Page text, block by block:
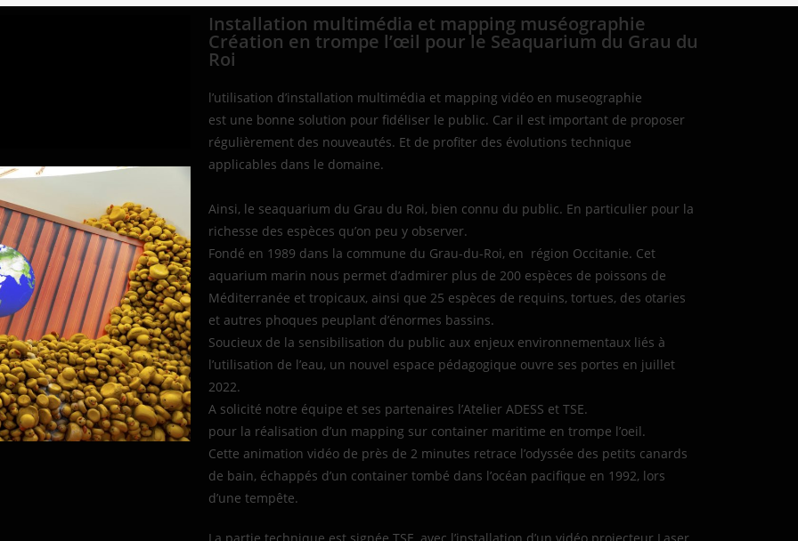
Installation multimédia et mapping muséographie
Création en trompe l’œil pour le Seaquarium du Grau du
Roi
l’utilisation d’installation multimédia et mapping vidéo en museographie
est une bonne solution pour fidéliser le public. Car il est important de proposer
régulièrement des nouveautés. Et de profiter des évolutions technique
applicables dans le domaine.
Ainsi, le seaquarium du Grau du Roi, bien connu du public. En particulier pour la
richesse des espèces qu’on peu y observer.
Fondé en 1989 dans la commune du Grau-du-Roi, en région Occitanie. Cet
aquarium marin nous permet d’admirer plus de 200 espèces de poissons de
Méditerranée et tropicaux, ainsi que 25 espèces de requins, tortues, des otaries
et autres phoques peuplant d’énormes bassins.
Soucieux de la sensibilisation du public aux enjeux environnementaux liés à
l’utilisation de l’eau, un nouvel espace pédagogique ouvre ses portes en juillet
2022.
A solicité notre équipe et ses partenaires l’Atelier ADESS et TSE.
pour la réalisation d’un mapping sur container maritime en trompe l’oeil.
Cette animation vidéo de près de 2 minutes retrace l’odyssée des petits canards
de bain, échappés d’un container tombé dans l’océan pacifique en 1992, lors
d’une tempête.